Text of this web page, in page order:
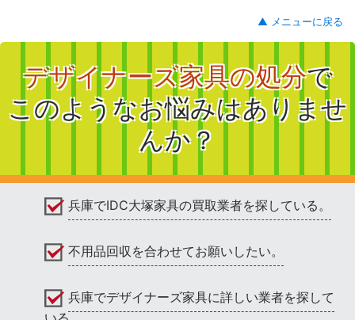
▲ メニューに戻る
デザイナーズ家具の処分で
このようなお悩みはありませ
んか？
兵庫でIDC大塚家具の買取業者を探している。
不用品回収を合わせてお願いしたい。
兵庫でデザイナーズ家具に詳しい業者を探して